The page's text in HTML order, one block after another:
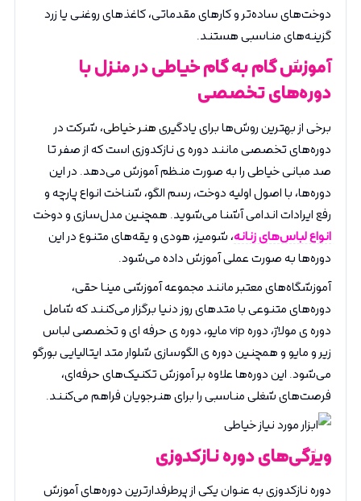
دوخت‌های ساده‌تر و کارهای مقدماتی، کاغذهای روغنی یا زرد
گزینه‌های مناسبی هستند.
آموزش گام به گام خیاطی در منزل با
دوره‌های تخصصی
برخی از بهترین روش‌ها برای یادگیریهنر خیاطی، شرکت در
دوره‌های تخصصی مانند دوره ی نازکدوزی است که از صفر تا
صد مبانی خیاطی را به صورت منظم آموزش می‌دهد. در این
دوره‌ها، با اصول اولیه دوخت، رسم الگو، شناخت انواع پارچه و
رفع ایرادات اندامی آشنا می‌شوید. همچنین مدل‌سازی و دوخت
انواع لباس‌های زنانه، شومیز، هودی و یقه‌های متنوع در این
دوره‌ها به صورت عملی آموزش داده می‌شود.
آموزشگاه‌های معتبر مانند مجموعه آموزشی مینا حقی،
دوره‌های متنوعی با متدهای روز دنیا برگزار می‌کنند که شامل
دوره ی مولاژ، دوره vip مایو، دوره ی حرفه ای و تخصصی لباس
زیر و مایو و همچنین دوره ی الگوسازی شلوار متد ایتالیایی بورگو
می‌شود. این دوره‌ها علاوه بر آموزش تکنیک‌های حرفه‌ای،
فرصت‌های شغلی مناسبی را برای هنرجویان فراهم می‌کنند.
ویژگی‌های دوره نازکدوزی
دوره نازکدوزی به عنوان یکی از پرطرفدارترین دوره‌های آموزش